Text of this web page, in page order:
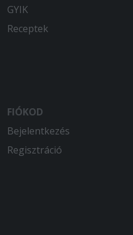
GYIK
Receptek
FIÓKOD
Bejelentkezés
Regisztráció